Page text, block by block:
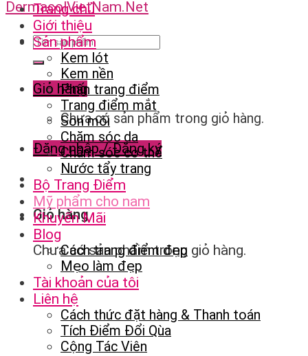
Giỏ hàng
Chưa có sản phẩm trong giỏ hàng.
Đăng nhập / Đăng ký
Giỏ hàng
Chưa có sản phẩm trong giỏ hàng.
Trang chủ
Giới thiệu
Sản phẩm
Kem lót
Kem nền
Phấn trang điểm
Trang điểm mắt
Son môi
Chăm sóc da
Chăm sóc cơ thể
Nước tẩy trang
Bộ Trang Điểm
Mỹ phẩm cho nam
Khuyến Mãi
Blog
Cách trang điểm đẹp
Mẹo làm đẹp
Tài khoản của tôi
Liên hệ
Cách thức đặt hàng & Thanh toán
Tích Điểm Đổi Qùa
Cộng Tác Viên